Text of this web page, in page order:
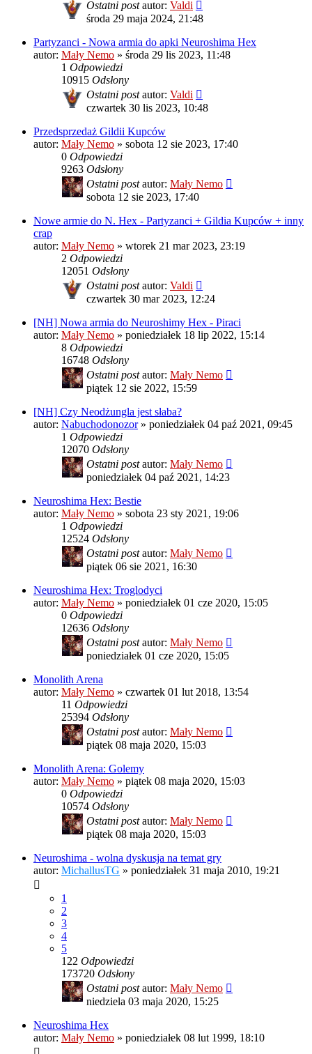
Ostatni postautor: Valdi
środa 29 maja 2024, 21:48
Partyzanci - Nowa armia do apki Neuroshima Hex
autor: Mały Nemo » środa 29 lis 2023, 11:48
1 Odpowiedzi
10915 Odsłony
Ostatni postautor: Valdi
czwartek 30 lis 2023, 10:48
Przedsprzedaż Gildii Kupców
autor: Mały Nemo » sobota 12 sie 2023, 17:40
0 Odpowiedzi
9263 Odsłony
Ostatni postautor: Mały Nemo
sobota 12 sie 2023, 17:40
Nowe armie do N. Hex - Partyzanci + Gildia Kupców + inny
crap
autor: Mały Nemo » wtorek 21 mar 2023, 23:19
2 Odpowiedzi
12051 Odsłony
Ostatni postautor: Valdi
czwartek 30 mar 2023, 12:24
[NH] Nowa armia do Neuroshimy Hex - Piraci
autor: Mały Nemo » poniedziałek 18 lip 2022, 15:14
8 Odpowiedzi
16748 Odsłony
Ostatni postautor: Mały Nemo
piątek 12 sie 2022, 15:59
[NH] Czy Neodżungla jest słaba?
autor: Nabuchodonozor» poniedziałek 04 paź 2021, 09:45
1 Odpowiedzi
12070 Odsłony
Ostatni postautor: Mały Nemo
poniedziałek 04 paź 2021, 14:23
Neuroshima Hex: Bestie
autor: Mały Nemo » sobota 23 sty 2021, 19:06
1 Odpowiedzi
12524 Odsłony
Ostatni postautor: Mały Nemo
piątek 06 sie 2021, 16:30
Neuroshima Hex: Troglodyci
autor: Mały Nemo » poniedziałek 01 cze 2020, 15:05
0 Odpowiedzi
12636 Odsłony
Ostatni postautor: Mały Nemo
poniedziałek 01 cze 2020, 15:05
Monolith Arena
autor: Mały Nemo » czwartek 01 lut 2018, 13:54
11 Odpowiedzi
25394 Odsłony
Ostatni postautor: Mały Nemo
piątek 08 maja 2020, 15:03
Monolith Arena: Golemy
autor: Mały Nemo » piątek 08 maja 2020, 15:03
0 Odpowiedzi
10574 Odsłony
Ostatni postautor: Mały Nemo
piątek 08 maja 2020, 15:03
Neuroshima - wolna dyskusja na temat gry
autor: MichallusTG » poniedziałek 31 maja 2010, 19:21
1
2
3
4
5
122 Odpowiedzi
173720 Odsłony
Ostatni postautor: Mały Nemo
niedziela 03 maja 2020, 15:25
Neuroshima Hex
autor: Mały Nemo » poniedziałek 08 lut 1999, 18:10